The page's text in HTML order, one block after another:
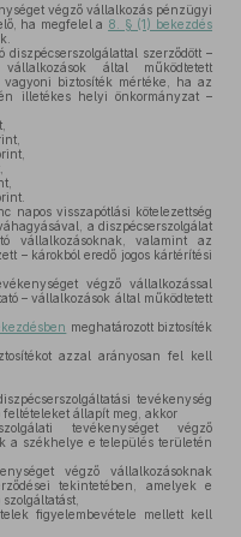
végző vállalkozás pénzügyi
ha megfelel a 8. § (1) bekezdés
szerződött –
által működtetett
biztosíték mértéke, ha az
illetékes helyi önkormányzat –
napos visszapótlási kötelezettség
a diszpécserszolgálat
vállalkozásoknak, valamint az
– károkból eredő jogos kártérítési
végző vállalkozással
– vállalkozások által működtetett
meghatározott biztosíték
azzal arányosan fel kell
tevékenység
állapít meg, akkor
tevékenységet végző
a székhelye e település területén
végző vállalkozásoknak
tekintetében, amelyek e
figyelembevétele mellett kell